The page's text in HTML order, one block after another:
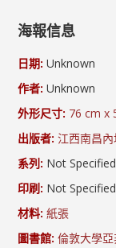
海報信息
日期: Unknown
作者: Unknown
外形尺寸: 76 cm x
出版者: 江西南昌
系列: Not Specified
印刷: Not Specified
材料: 紙張
圖書館: 倫敦大學